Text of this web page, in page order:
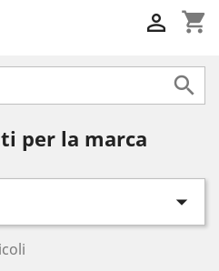
shopping_cart


per la marca
